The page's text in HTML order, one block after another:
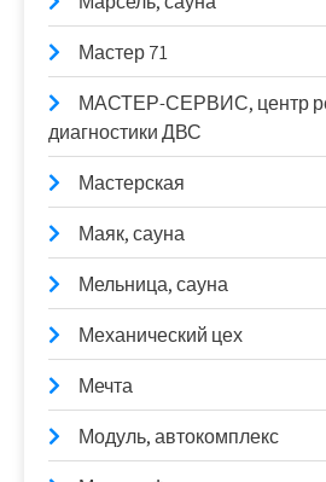
Мастер 71
МАСТЕР-СЕРВИС, центр
диагностики ДВС
Мастерская
Маяк, сауна
Мельница, сауна
Механический цех
Мечта
Модуль, автокомплекс